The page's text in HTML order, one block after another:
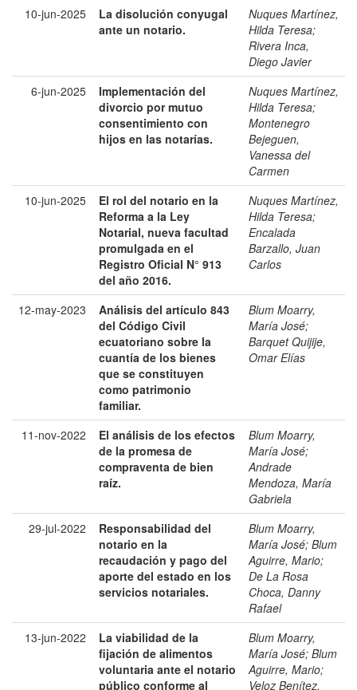
10-jun-2025
La disolución conyugal
ante un notario.
Nuques Martínez,
Hilda Teresa;
Rivera Inca,
Diego Javier
6-jun-2025
Implementación del
divorcio por mutuo
consentimiento con
hijos en las notarías.
Nuques Martínez,
Hilda Teresa;
Montenegro
Bejeguen,
Vanessa del
Carmen
10-jun-2025
El rol del notario en la
Reforma a la Ley
Notarial, nueva facultad
promulgada en el
Registro Oficial N° 913
del año 2016.
Nuques Martínez,
Hilda Teresa;
Encalada
Barzallo, Juan
Carlos
12-may-2023
Análisis del artículo 843
del Código Civil
ecuatoriano sobre la
cuantía de los bienes
que se constituyen
como patrimonio
familiar.
Blum Moarry,
María José;
Barquet Quijije,
Omar Elías
11-nov-2022
El análisis de los efectos
de la promesa de
compraventa de bien
raíz.
Blum Moarry,
María José;
Andrade
Mendoza, María
Gabriela
29-jul-2022
Responsabilidad del
notario en la
recaudación y pago del
aporte del estado en los
servicios notariales.
Blum Moarry,
María José; Blum
Aguirre, Mario;
De La Rosa
Choca, Danny
Rafael
13-jun-2022
La viabilidad de la
fijación de alimentos
voluntaria ante el notario
público conforme al
Blum Moarry,
María José; Blum
Aguirre, Mario;
Veloz Benítez,